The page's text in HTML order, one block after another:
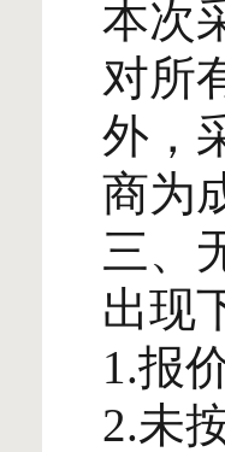
本次
对所
外，
商为
三、
出现
1.报
2.未